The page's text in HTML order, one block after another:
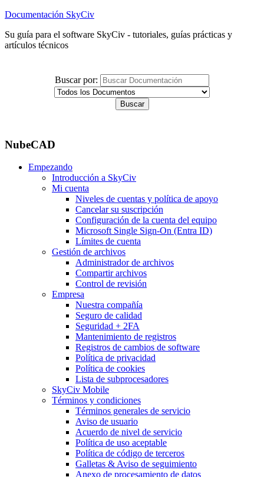
Documentación SkyCiv
Su guía para el software SkyCiv - tutoriales, guías prácticas y
artículos técnicos
Buscar por:
NubeCAD
Empezando
Introducción a SkyCiv
Mi cuenta
Niveles de cuentas y política de apoyo
Cancelar su suscripción
Configuración de la cuenta del equipo
Microsoft Single Sign-On (Entra ID)
Límites de cuenta
Gestión de archivos
Administrador de archivos
Compartir archivos
Control de revisión
Empresa
Nuestra compañía
Seguro de calidad
Seguridad + 2FA
Mantenimiento de registros
Registros de cambios de software
Política de privacidad
Política de cookies
Lista de subprocesadores
SkyCiv Mobile
Términos y condiciones
Términos generales de servicio
Aviso de usuario
Acuerdo de nivel de servicio
Política de uso aceptable
Política de código de terceros
Galletas & Aviso de seguimiento
Anexo de procesamiento de datos